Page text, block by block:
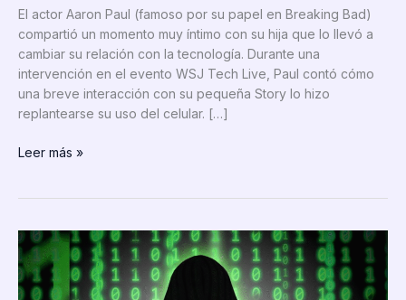
El actor Aaron Paul (famoso por su papel en Breaking Bad)
compartió un momento muy íntimo con su hija que lo llevó a
cambiar su relación con la tecnología. Durante una
intervención en el evento WSJ Tech Live, Paul contó cómo
una breve interacción con su pequeña Story lo hizo
replantearse su uso del celular. […]
Aaron
promesa
conmovedora
a
su
Leer más »